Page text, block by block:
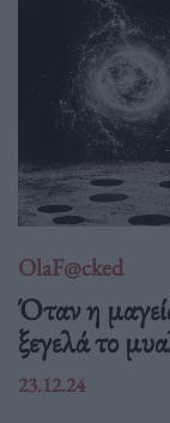
OlaF@cked
Όταν η
ξεγελά το
23.12.24